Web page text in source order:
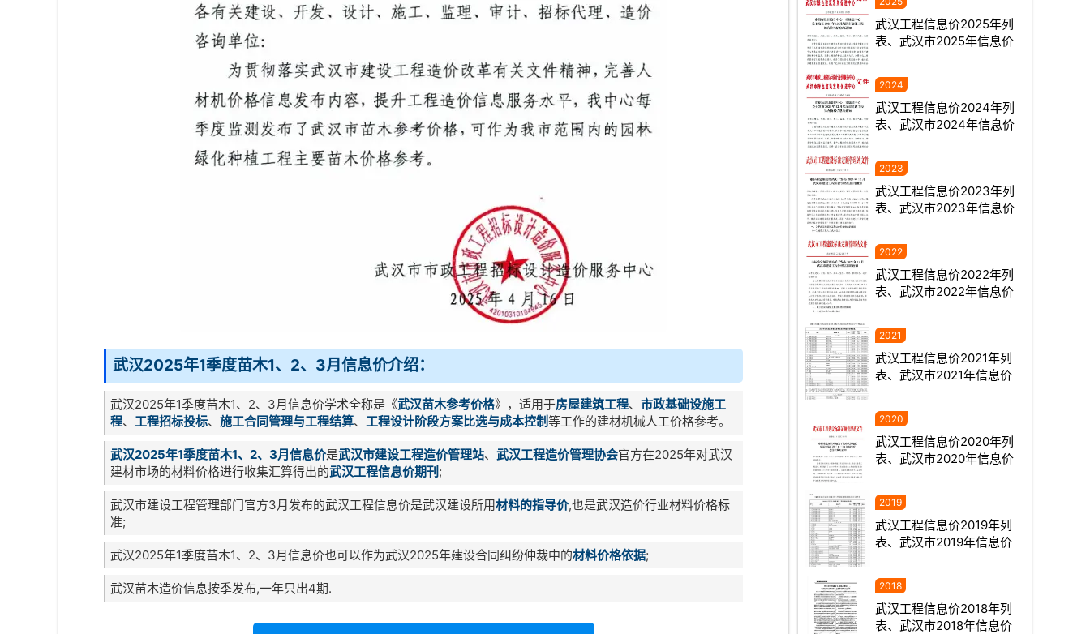
武汉2025年1季度苗木1、2、3月信息价介绍：
武汉2025年1季度苗木1、2、3月信息价学术全称是《武汉苗木参考价格》，适用于房屋建筑工程、 市政基础设施工
程、 工程招标投标、 施工合同管理与工程结算、 工程设计阶段方案比选与成本控制等工作的建材机械人工价格参考。
武汉2025年1季度苗木1、2、3月信息价是武汉市建设工程造价管理站、 武汉工程造价管理协会官方在2025年对武汉
建材市场的材料价格进行收集汇算得出的武汉工程信息价期刊 ;
武汉市建设工程管理部门官方3月发布的武汉工程信息价是武汉建设所用材料的指导价,也是武汉造价行业材料价格标
准;
武汉2025年1季度苗木1、2、3月信息价也可以作为武汉2025年建设合同纠纷仲裁中的材料价格依据;
武汉苗木造价信息按季发布,一年只出4期.
武汉工程信息价2025年列
表、武汉市2025年信息价
武汉工程信息价2024年列
表、武汉市2024年信息价
武汉工程信息价2023年列
表、武汉市2023年信息价
武汉工程信息价2022年列
表、武汉市2022年信息价
武汉工程信息价2021年列
表、武汉市2021年信息价
武汉工程信息价2020年列
表、武汉市2020年信息价
武汉工程信息价2019年列
表、武汉市2019年信息价
武汉工程信息价2018年列
表、武汉市2018年信息价